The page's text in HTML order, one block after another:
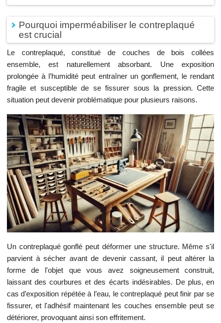
Pourquoi imperméabiliser le contreplaqué
est crucial
Le contreplaqué, constitué de couches de bois collées
ensemble, est naturellement absorbant. Une exposition
prolongée à l’humidité peut entraîner un gonflement, le rendant
fragile et susceptible de se fissurer sous la pression. Cette
situation peut devenir problématique pour plusieurs raisons.
Un contreplaqué gonflé peut déformer une structure. Même s'il
parvient à sécher avant de devenir cassant, il peut altérer la
forme de l'objet que vous avez soigneusement construit,
laissant des courbures et des écarts indésirables. De plus, en
cas d’exposition répétée à l’eau, le contreplaqué peut finir par se
fissurer, et l'adhésif maintenant les couches ensemble peut se
détériorer, provoquant ainsi son effritement.